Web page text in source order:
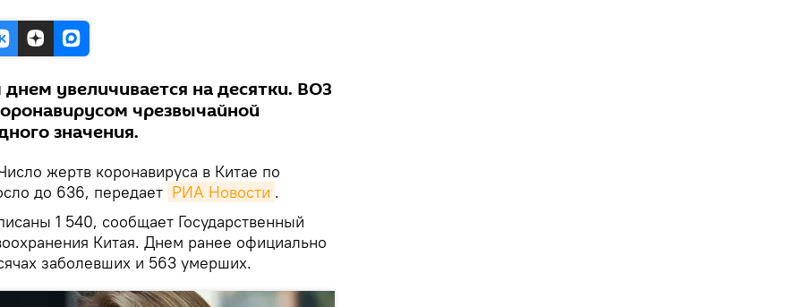
увеличивается на десятки. ВОЗ
чрезвычайной
значения.
жертв коронавируса в Китае по
до 636, передает РИА Новости .
1 540, сообщает Государственный
Китая. Днем ранее официально
заболевших и 563 умерших.